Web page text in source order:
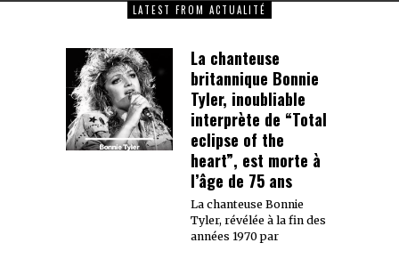
LATEST FROM ACTUALITÉ
La chanteuse
britannique Bonnie
Tyler, inoubliable
interprète de “Total
eclipse of the
heart”, est morte à
l’âge de 75 ans
La chanteuse Bonnie
Tyler, révélée à la fin des
années 1970 par